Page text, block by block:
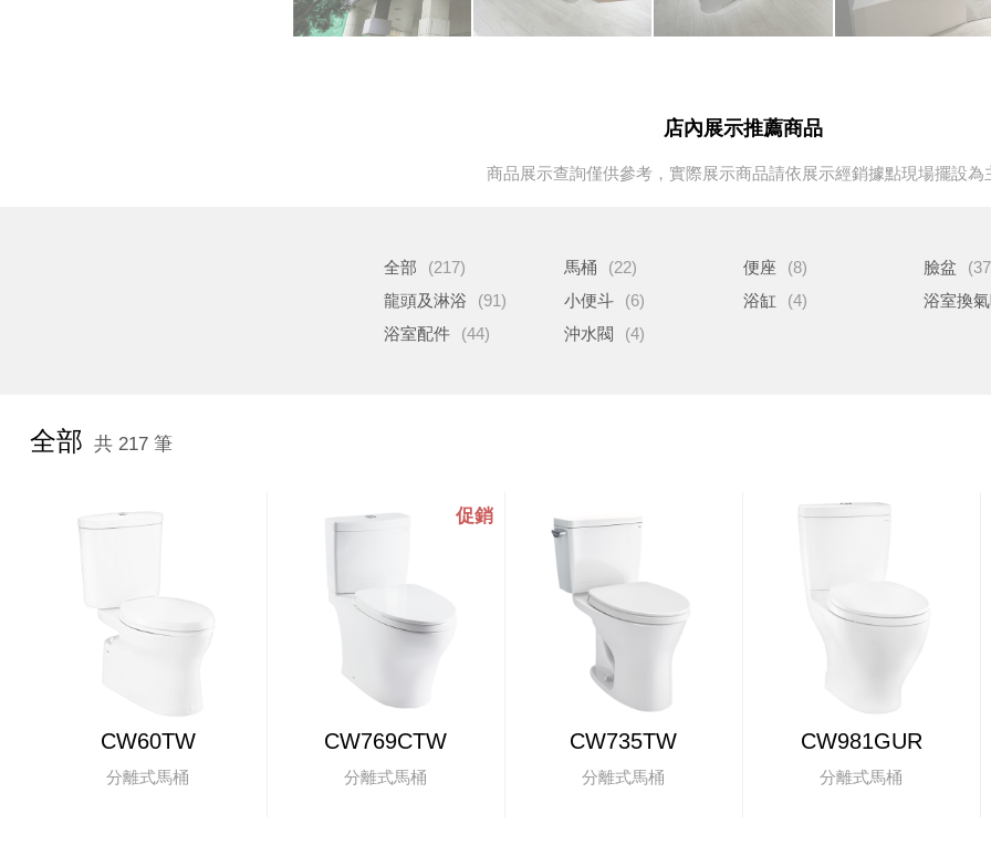
店內展示推薦商品
商品展示查詢僅供參考，實際展示商品請依展示經銷據點現場擺設為
全部 (217) 馬桶 (22) 便座 (8) 臉盆
龍頭及淋浴
(91) 小便斗 (6) 浴缸 (4)
浴室換
浴室配件
(44) 沖水閥 (4)
全部 共 217 筆
CW60TW
分離式馬桶
CW769CTW
分離式馬桶
CW735TW
分離式馬桶
CW981GUR
分離式馬桶